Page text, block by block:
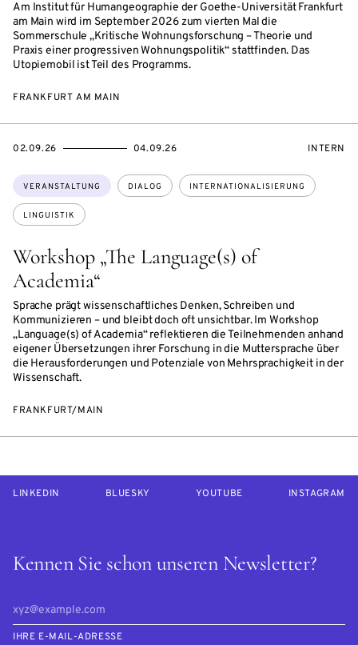
Am Institut für Humangeographie der Goethe-Universität Frankfurt
am Main wird im September 2026 zum vierten Mal die
Sommerschule „Kritische Wohnungsforschung – Theorie und
Praxis einer progressiven Wohnungspolitik“ stattfinden. Das
Utopiemobil ist Teil des Programms.
FRANKFURT AM MAIN
Workshop „The Language(s) of
Academia“
Sprache prägt wissenschaftliches Denken, Schreiben und
Kommunizieren – und bleibt doch oft unsichtbar. Im Workshop
„Language(s) of Academia“ reflektieren die Teilnehmenden anhand
eigener Übersetzungen ihrer Forschung in die Muttersprache über
die Herausforderungen und Potenziale von Mehrsprachigkeit in der
Wissenschaft.
Themen:
VERANSTALTUNG DIALOG INTERNATIONALISIERUNG
LINGUISTIK
EVENTBEGINSON
02.09.26
EVENTENDSON 04.09.26 INTERN
FRANKFURT/MAIN
Kennen Sie schon unseren Newsletter?
IHRE E-MAIL-ADRESSE
LINKEDIN BLUESKY YOUTUBE INSTAGRAM